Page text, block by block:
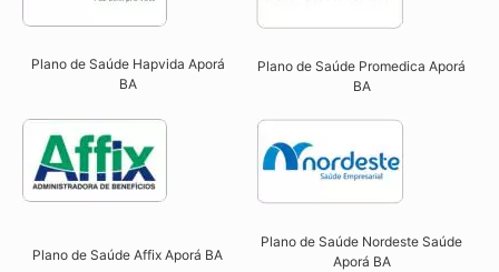
Plano de Saúde Hapvida Aporá
BA​
Plano de Saúde Promedica Aporá
BA
Plano de Saúde Affix Aporá BA​
Plano de Saúde Nordeste Saúde
Aporá BA